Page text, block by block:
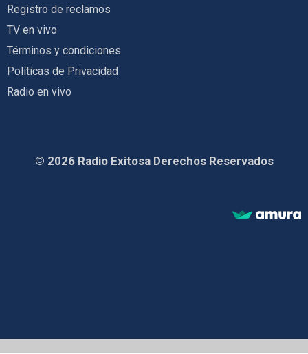
Registro de reclamos
TV en vivo
Términos y condiciones
Políticas de Privacidad
Radio en vivo
© 2026 Radio Exitosa Derechos Reservados